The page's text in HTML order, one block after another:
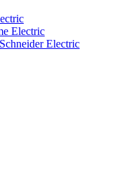
Electric
Schneider Electric